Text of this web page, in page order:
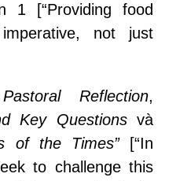
1 [“Providing food
not just
Pastoral Reflection,
Key Questionsvà
of the Times”[“In
to challenge this